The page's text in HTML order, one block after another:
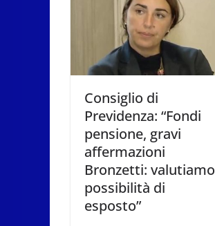
Consiglio di
Previdenza: “Fondi
pensione, gravi
affermazioni
Bronzetti: valutiamo
possibilità di
esposto”